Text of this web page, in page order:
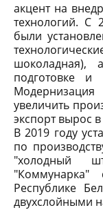
акцент на
технологий. С
были
шоколадная),
подготовке и
увеличить
экспорт вырос в
В 2019 году
по
"холодный
Республике
двухслойными